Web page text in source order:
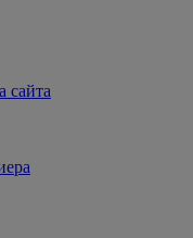
сайта